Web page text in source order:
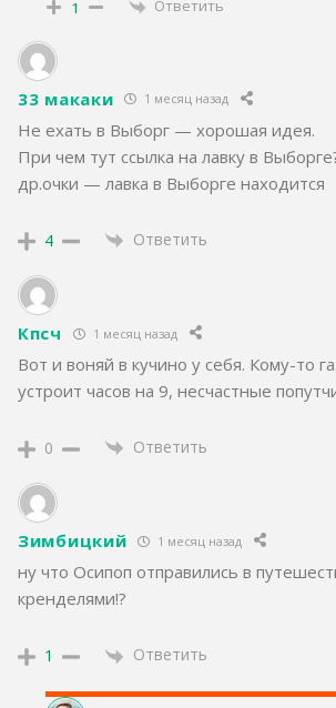
1 Ответить
33 макаки 1 месяц назад
Не ехать в Выборг — хорошая идея.
При чем тут ссылка на лавку в
др.очки — лавка в Выборге находится
4 Ответить
Кпсч 1 месяц назад
Вот и воняй в кучино у себя. Кому-то
устроит часов на 9, несчастные
0 Ответить
Зимбицкий 1 месяц назад
ну что Осипоп отправились в
кренделями!?
1 Ответить